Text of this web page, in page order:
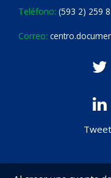
Teléfono: (593 2) 259
Correo: